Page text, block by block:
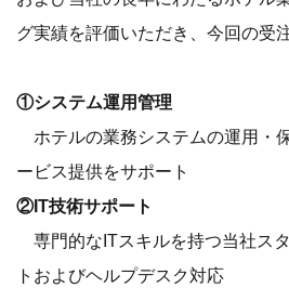
グ実績を評価いただき、今回の受
①システム運用管理
ホテルの業務システムの運用・
ービス提供をサポート
②IT技術サポート
専門的なITスキルを持つ当社ス
トおよびヘルプデスク対応